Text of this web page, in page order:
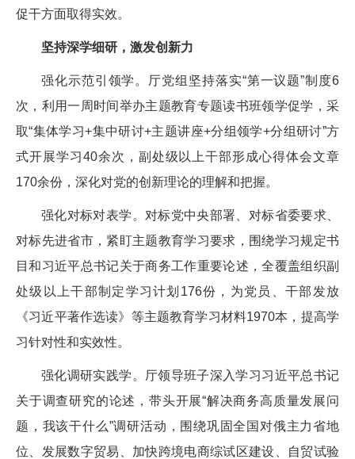
促干方面取得实效。
坚持深学细研，激发创新力
强化示范引领学。厅党组坚持落实“第一议题”制度6
次，利用一周时间举办主题教育专题读书班领学促学，采
取“集体学习+集中研讨+主题讲座+分组领学+分组研讨”方
式开展学习40余次，副处级以上干部形成心得体会文章
170余份，深化对党的创新理论的理解和把握。
强化对标对表学。对标党中央部署、对标省委要求、
对标先进省市，紧盯主题教育学习要求，围绕学习规定书
目和习近平总书记关于商务工作重要论述，全覆盖组织副
处级以上干部制定学习计划176份，为党员、干部发放
《习近平著作选读》等主题教育学习材料1970本，提高学
习针对性和实效性。
强化调研实践学。厅领导班子深入学习习近平总书记
关于调查研究的论述，带头开展“解决商务高质量发展问
题，我该干什么”调研活动，围绕巩固全国对俄主力省地
位、发展数字贸易、加快跨境电商综试区建设、自贸试验